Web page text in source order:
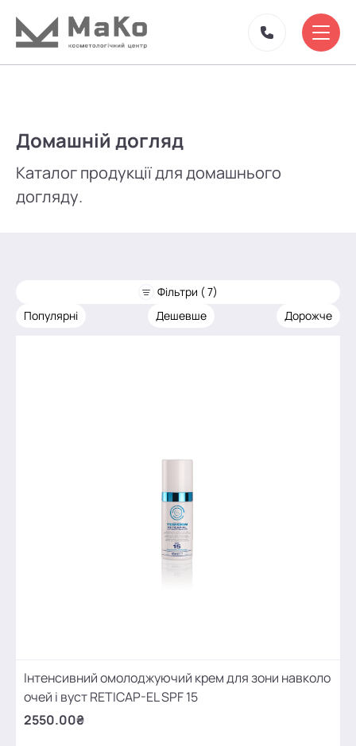
Домашній догляд
Каталог продукції для домашнього
догляду.
Фільтри ( 7)
Популярні
Дешевше Дорожче
Інтенсивний омолоджуючий крем для зони навколо
очей і вуст RETICAP-EL SPF 15
2550.00₴